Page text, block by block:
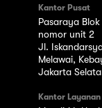
Kantor Pusat
Pasaraya
nomor unit 2
Jl.
Melawai,
Jakarta
Kantor